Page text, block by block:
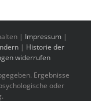
| Impressum |
| Historie der
widerrufen
Ergebnisse
oder